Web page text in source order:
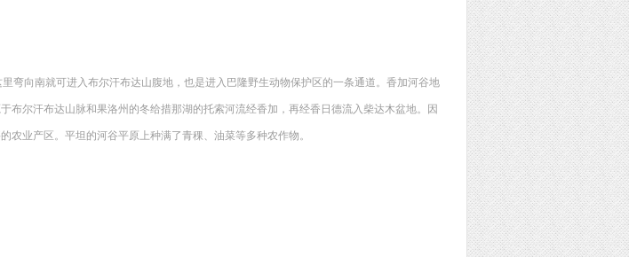
弯向南就可进入布尔汗布达山腹地，也是进入巴隆野生动物保护区的一条通道。香加河谷地
布尔汗布达山脉和果洛州的冬给措那湖的托索河流经香加，再经香日德流入柴达木盆地。因
农业产区。平坦的河谷平原上种满了青稞、油菜等多种农作物。